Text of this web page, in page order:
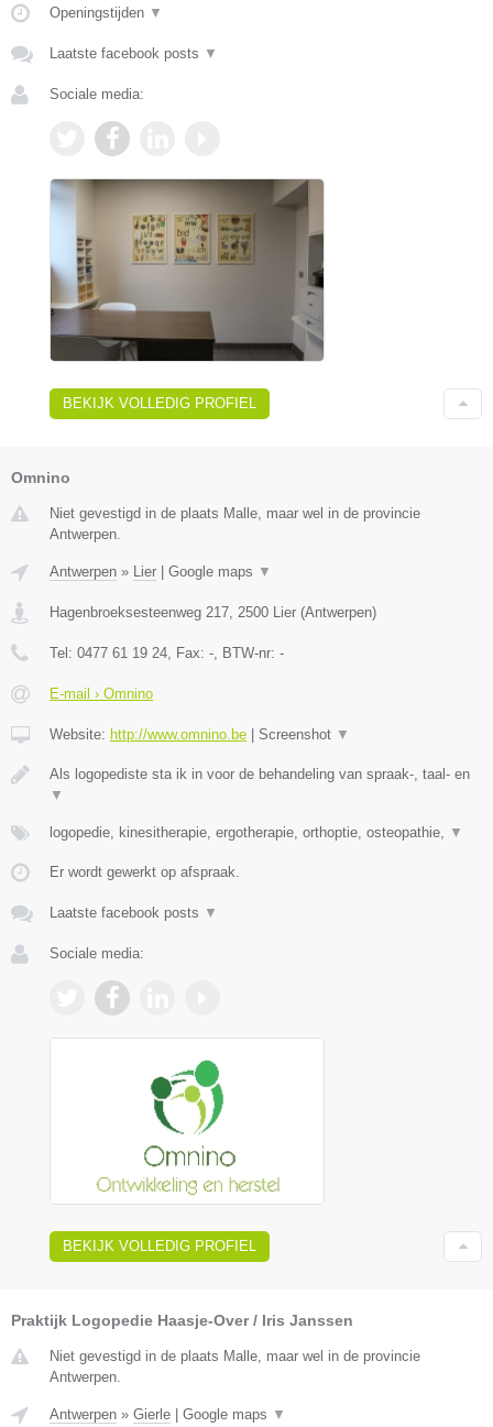
Openingstijden ▼
Laatste facebook posts ▼
Sociale media:
BEKIJK VOLLEDIG PROFIEL
Omnino
Niet gevestigd in de plaats Malle, maar wel in de provincie
Antwerpen.
Antwerpen » Lier Google maps ▼
Hagenbroeksesteenweg 217 2500 Lier (Antwerpen)
Tel: 0477 61 19 24 , Fax: - , BTW-nr: -
E-mail › Omnino
Website: http://www.omnino.be Screenshot ▼
Als logopediste sta ik in voor de behandeling van spraak-, taal- en
▼
logopedie, kinesitherapie, ergotherapie, orthoptie, osteopathie, ▼
Er wordt gewerkt op afspraak.
Laatste facebook posts ▼
Sociale media:
BEKIJK VOLLEDIG PROFIEL
Praktijk Logopedie Haasje-Over / Iris Janssen
Niet gevestigd in de plaats Malle, maar wel in de provincie
Antwerpen.
Antwerpen » Gierle | Google maps ▼